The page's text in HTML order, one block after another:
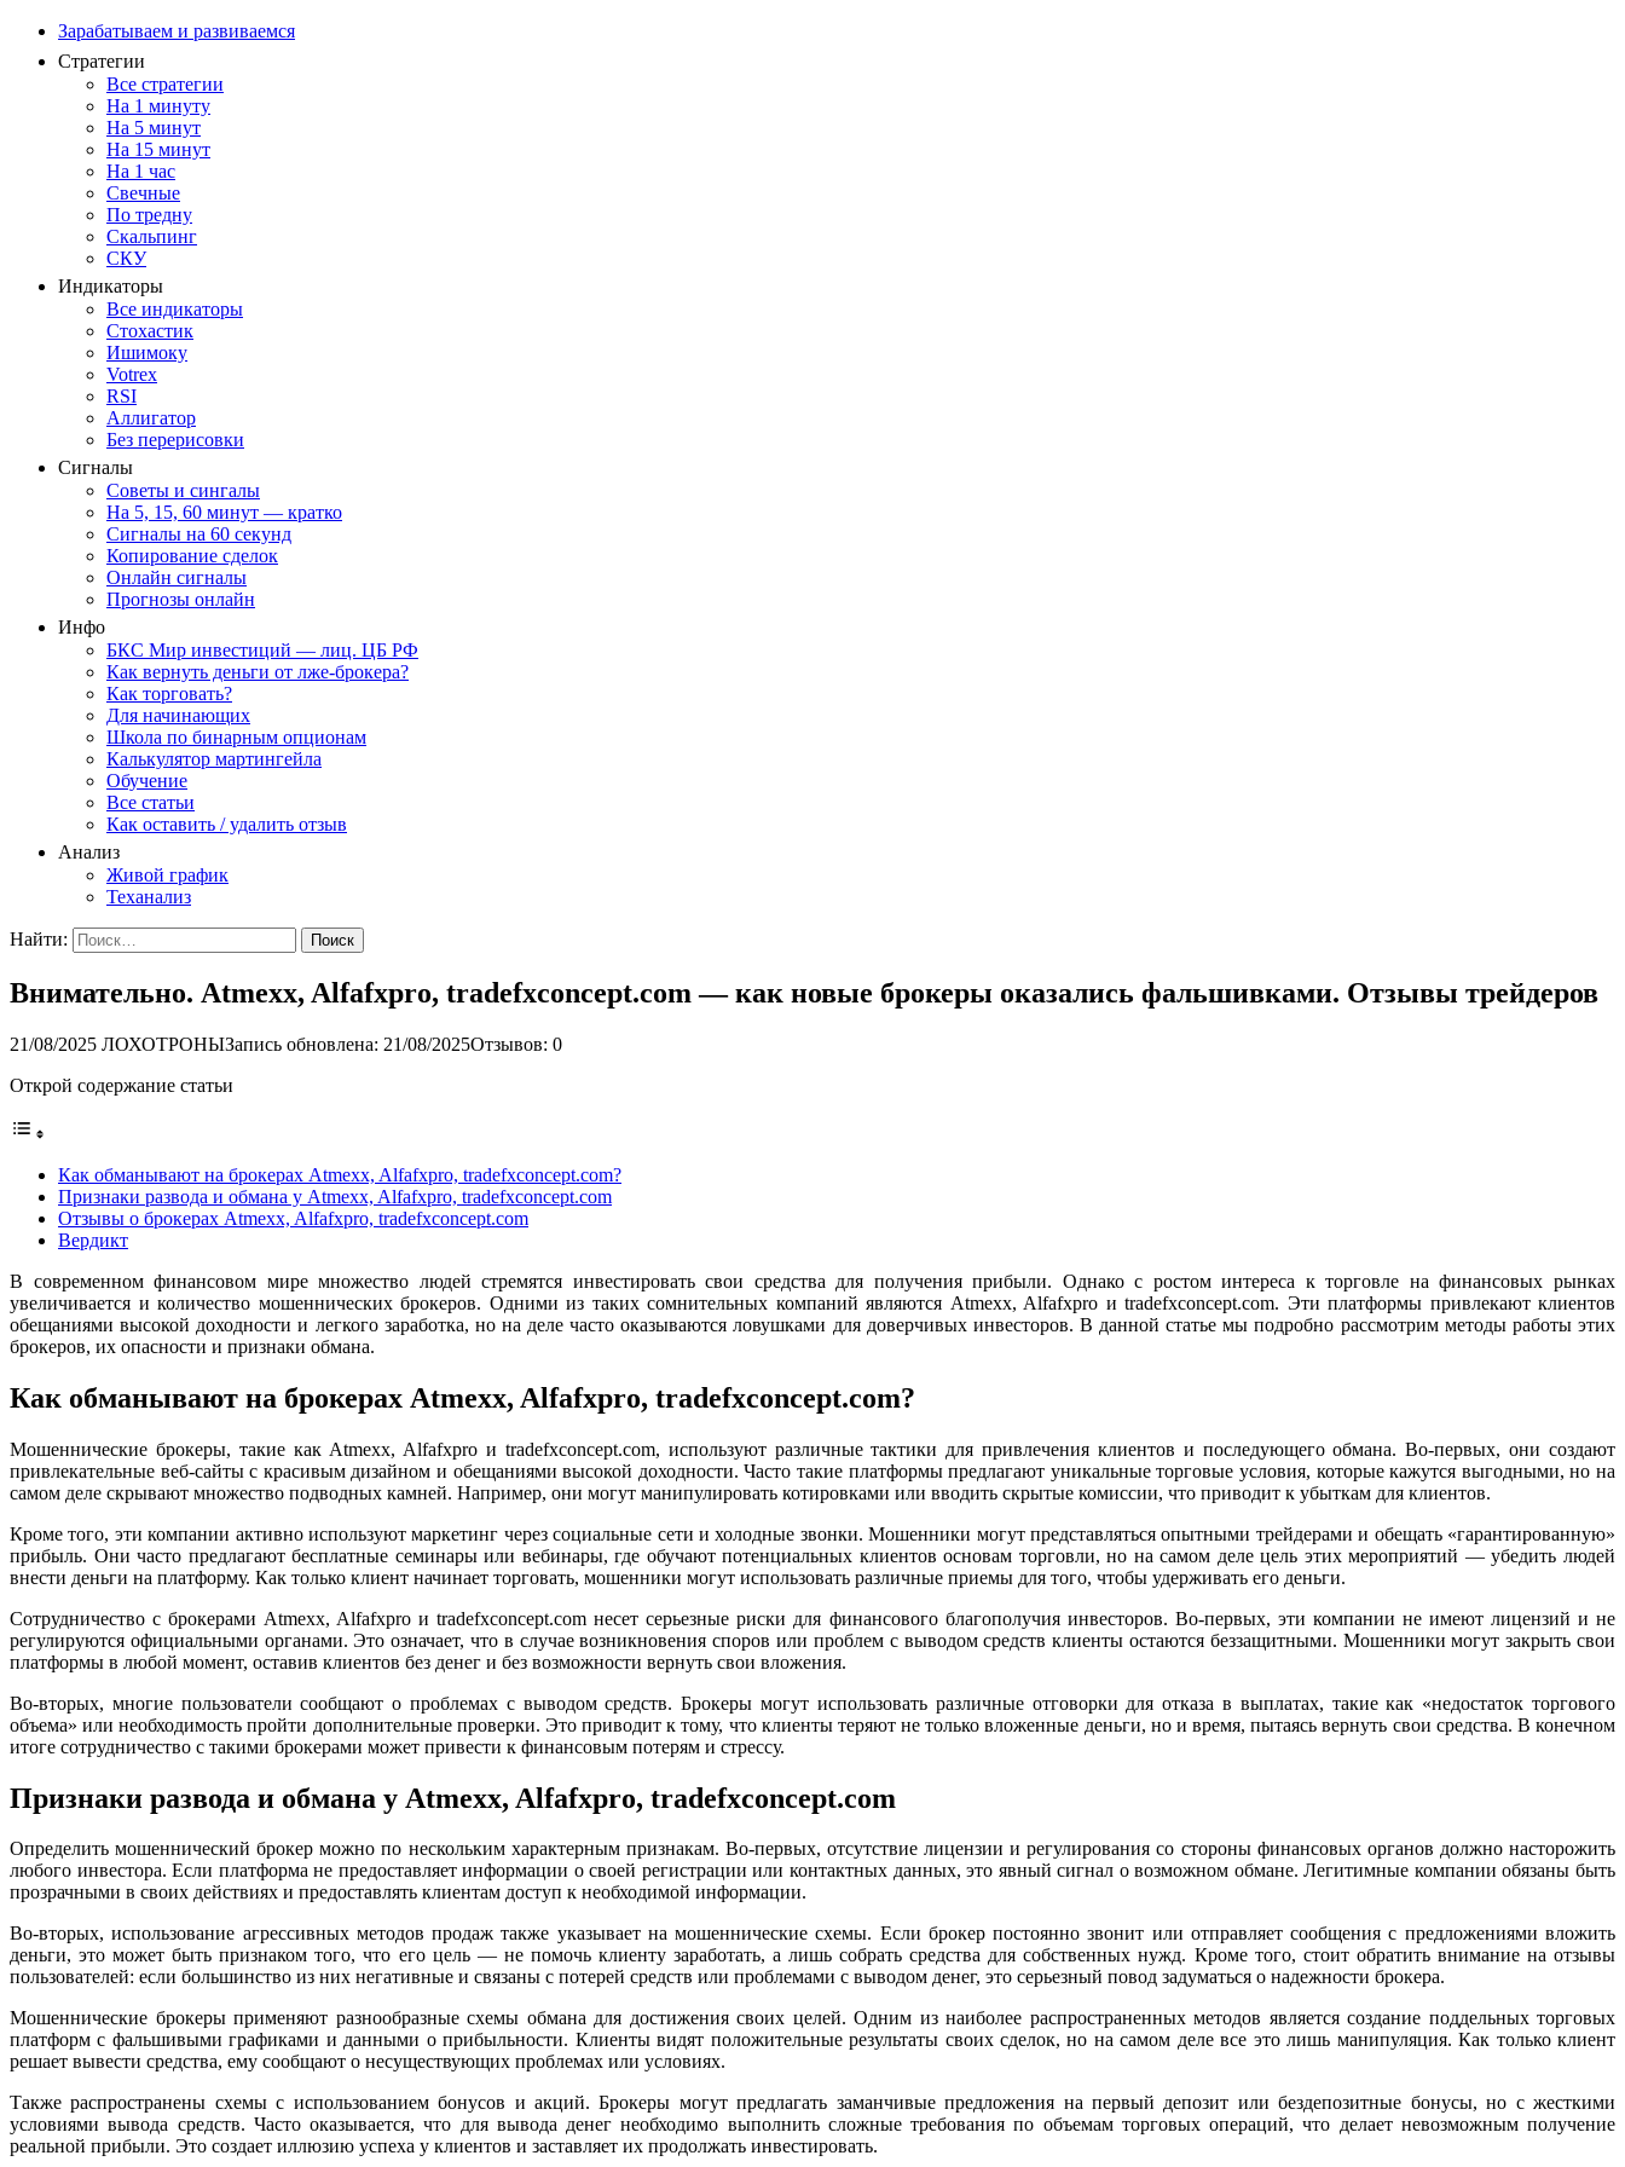
Зарабатываем и развиваемся
Стратегии
Все стратегии
На 1 минуту
На 5 минут
На 15 минут
На 1 час
Свечные
По тредну
Скальпинг
СКУ
Индикаторы
Все индикаторы
Стохастик
Ишимоку
Votrex
RSI
Аллигатор
Без перерисовки
Сигналы
Советы и сингалы
На 5, 15, 60 минут — кратко
Сигналы на 60 секунд
Копирование сделок
Онлайн сигналы
Прогнозы онлайн
Инфо
БКС Мир инвестиций — лиц. ЦБ РФ
Как вернуть деньги от лже-брокера?
Как торговать?
Для начинающих
Школа по бинарным опционам
Калькулятор мартингейла
Обучение
Все статьи
Как оставить / удалить отзыв
Анализ
Живой график
Теханализ
Найти:
Внимательно. Atmexx, Alfafxpro, tradefxconcept.com — как новые брокеры оказались фальшивками. Отзывы трейдеров
21/08/2025 ЛОХОТРОНЫЗапись обновлена: 21/08/2025Отзывов: 0
Открой содержание статьи
Как обманывают на брокерах Atmexx, Alfafxpro, tradefxconcept.com?
Признаки развода и обмана у Atmexx, Alfafxpro, tradefxconcept.com
Отзывы о брокерах Atmexx, Alfafxpro, tradefxconcept.com
Вердикт
В современном финансовом мире множество людей стремятся инвестировать свои средства для получения прибыли. Однако с ростом интереса к торговле на финансовых рынках
увеличивается и количество мошеннических брокеров. Одними из таких сомнительных компаний являются Atmexx, Alfafxpro и tradefxconcept.com. Эти платформы привлекают клиентов
обещаниями высокой доходности и легкого заработка, но на деле часто оказываются ловушками для доверчивых инвесторов. В данной статье мы подробно рассмотрим методы работы этих
брокеров, их опасности и признаки обмана.
Как обманывают на брокерах Atmexx, Alfafxpro, tradefxconcept.com?
Мошеннические брокеры, такие как Atmexx, Alfafxpro и tradefxconcept.com, используют различные тактики для привлечения клиентов и последующего обмана. Во-первых, они создают
привлекательные веб-сайты с красивым дизайном и обещаниями высокой доходности. Часто такие платформы предлагают уникальные торговые условия, которые кажутся выгодными, но на
самом деле скрывают множество подводных камней. Например, они могут манипулировать котировками или вводить скрытые комиссии, что приводит к убыткам для клиентов.
Кроме того, эти компании активно используют маркетинг через социальные сети и холодные звонки. Мошенники могут представляться опытными трейдерами и обещать «гарантированную»
прибыль. Они часто предлагают бесплатные семинары или вебинары, где обучают потенциальных клиентов основам торговли, но на самом деле цель этих мероприятий — убедить людей
внести деньги на платформу. Как только клиент начинает торговать, мошенники могут использовать различные приемы для того, чтобы удерживать его деньги.
Сотрудничество с брокерами Atmexx, Alfafxpro и tradefxconcept.com несет серьезные риски для финансового благополучия инвесторов. Во-первых, эти компании не имеют лицензий и не
регулируются официальными органами. Это означает, что в случае возникновения споров или проблем с выводом средств клиенты остаются беззащитными. Мошенники могут закрыть свои
платформы в любой момент, оставив клиентов без денег и без возможности вернуть свои вложения.
Во-вторых, многие пользователи сообщают о проблемах с выводом средств. Брокеры могут использовать различные отговорки для отказа в выплатах, такие как «недостаток торгового
объема» или необходимость пройти дополнительные проверки. Это приводит к тому, что клиенты теряют не только вложенные деньги, но и время, пытаясь вернуть свои средства. В конечном
итоге сотрудничество с такими брокерами может привести к финансовым потерям и стрессу.
Признаки развода и обмана у Atmexx, Alfafxpro, tradefxconcept.com
Определить мошеннический брокер можно по нескольким характерным признакам. Во-первых, отсутствие лицензии и регулирования со стороны финансовых органов должно насторожить
любого инвестора. Если платформа не предоставляет информации о своей регистрации или контактных данных, это явный сигнал о возможном обмане. Легитимные компании обязаны быть
прозрачными в своих действиях и предоставлять клиентам доступ к необходимой информации.
Во-вторых, использование агрессивных методов продаж также указывает на мошеннические схемы. Если брокер постоянно звонит или отправляет сообщения с предложениями вложить
деньги, это может быть признаком того, что его цель — не помочь клиенту заработать, а лишь собрать средства для собственных нужд. Кроме того, стоит обратить внимание на отзывы
пользователей: если большинство из них негативные и связаны с потерей средств или проблемами с выводом денег, это серьезный повод задуматься о надежности брокера.
Мошеннические брокеры применяют разнообразные схемы обмана для достижения своих целей. Одним из наиболее распространенных методов является создание поддельных торговых
платформ с фальшивыми графиками и данными о прибыльности. Клиенты видят положительные результаты своих сделок, но на самом деле все это лишь манипуляция. Как только клиент
решает вывести средства, ему сообщают о несуществующих проблемах или условиях.
Также распространены схемы с использованием бонусов и акций. Брокеры могут предлагать заманчивые предложения на первый депозит или бездепозитные бонусы, но с жесткими
условиями вывода средств. Часто оказывается, что для вывода денег необходимо выполнить сложные требования по объемам торговых операций, что делает невозможным получение
реальной прибыли. Это создает иллюзию успеха у клиентов и заставляет их продолжать инвестировать.